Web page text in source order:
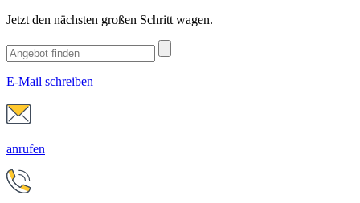
Jetzt den nächsten großen Schritt wagen.
E-Mail schreiben
anrufen